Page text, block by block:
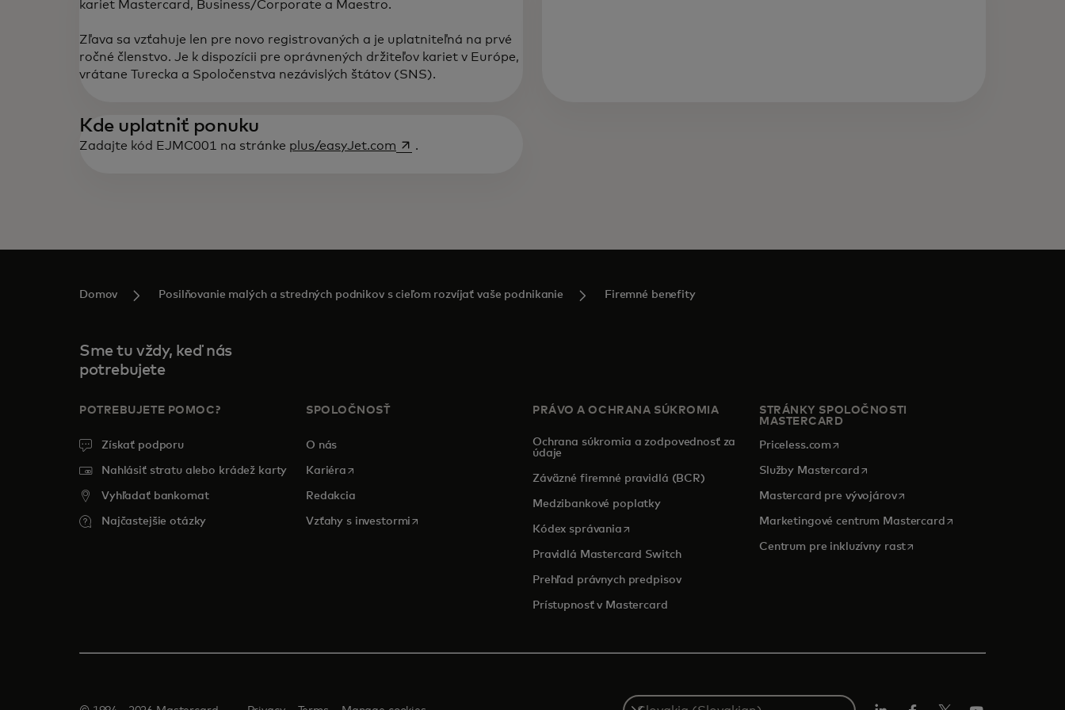
kariet Mastercard, Business/Corporate a Maestro.
Zľava sa vzťahuje len pre novo registrovaných a je uplatniteľná na prvé
ročné členstvo. Je k dispozícii pre oprávnených držiteľov kariet v Európe,
vrátane Turecka a Spoločenstva nezávislých štátov (SNS).
Kde uplatniť ponuku
Zadajte kód EJMC001 na stránke plus/easyJet.com opens in a new tab
.
Domov Posilňovanie malých a stredných podnikov s cieľom rozvíjať vaše podnikanie Firemné benefity
Sme tu vždy, keď nás
potrebujete
POTREBUJETE POMOC?
Získať podporu
Nahlásiť stratu alebo krádež karty
Vyhľadať bankomat
Najčastejšie otázky
SPOLOČNOSŤ
O nás
Kariéra opens in a new tab
Redakcia
Vzťahy s investormi opens in a new tab
PRÁVO A OCHRANA SÚKROMIA
Ochrana súkromia a zodpovednosť za
údaje
Záväzné firemné pravidlá (BCR)
Medzibankové poplatky
Kódex správaniaopens in a new tab
Pravidlá Mastercard Switch
Prehľad právnych predpisov
Prístupnosť v Mastercard
STRÁNKY SPOLOČNOSTI
MASTERCARD
Priceless.com opens in a new tab
Služby Mastercardopens in a new tab
Mastercard pre vývojárovopens in a new tab
Marketingové centrum Mastercardopens in a new tab
Centrum pre inkluzívny rastopens in a new tab
Select